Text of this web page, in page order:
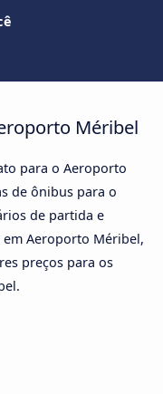
Méribel
para o Aeroporto
de ônibus para o
de partida e
em Aeroporto Méribel,
preços para os